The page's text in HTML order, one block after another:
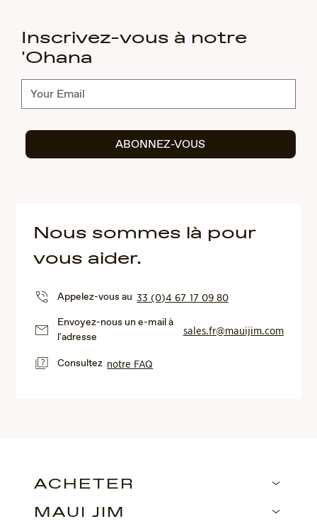
Inscrivez-vous à notre
'Ohana
Abonnez-
vous
ABONNEZ-VOUS
Nous sommes là pour
vous aider.
Appelez-vous au33 (0)4 67 17 09 80
Envoyez-nous un e-mail à
l'adresse
sales.fr@mauijim.com
Consultez notre FAQ
ACHETER
MAUI JIM